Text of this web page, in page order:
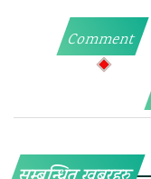
Comment